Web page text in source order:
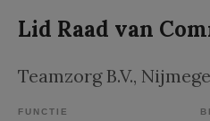
Lid Raad van
Teamzorg B.V.,
FUNCTIE